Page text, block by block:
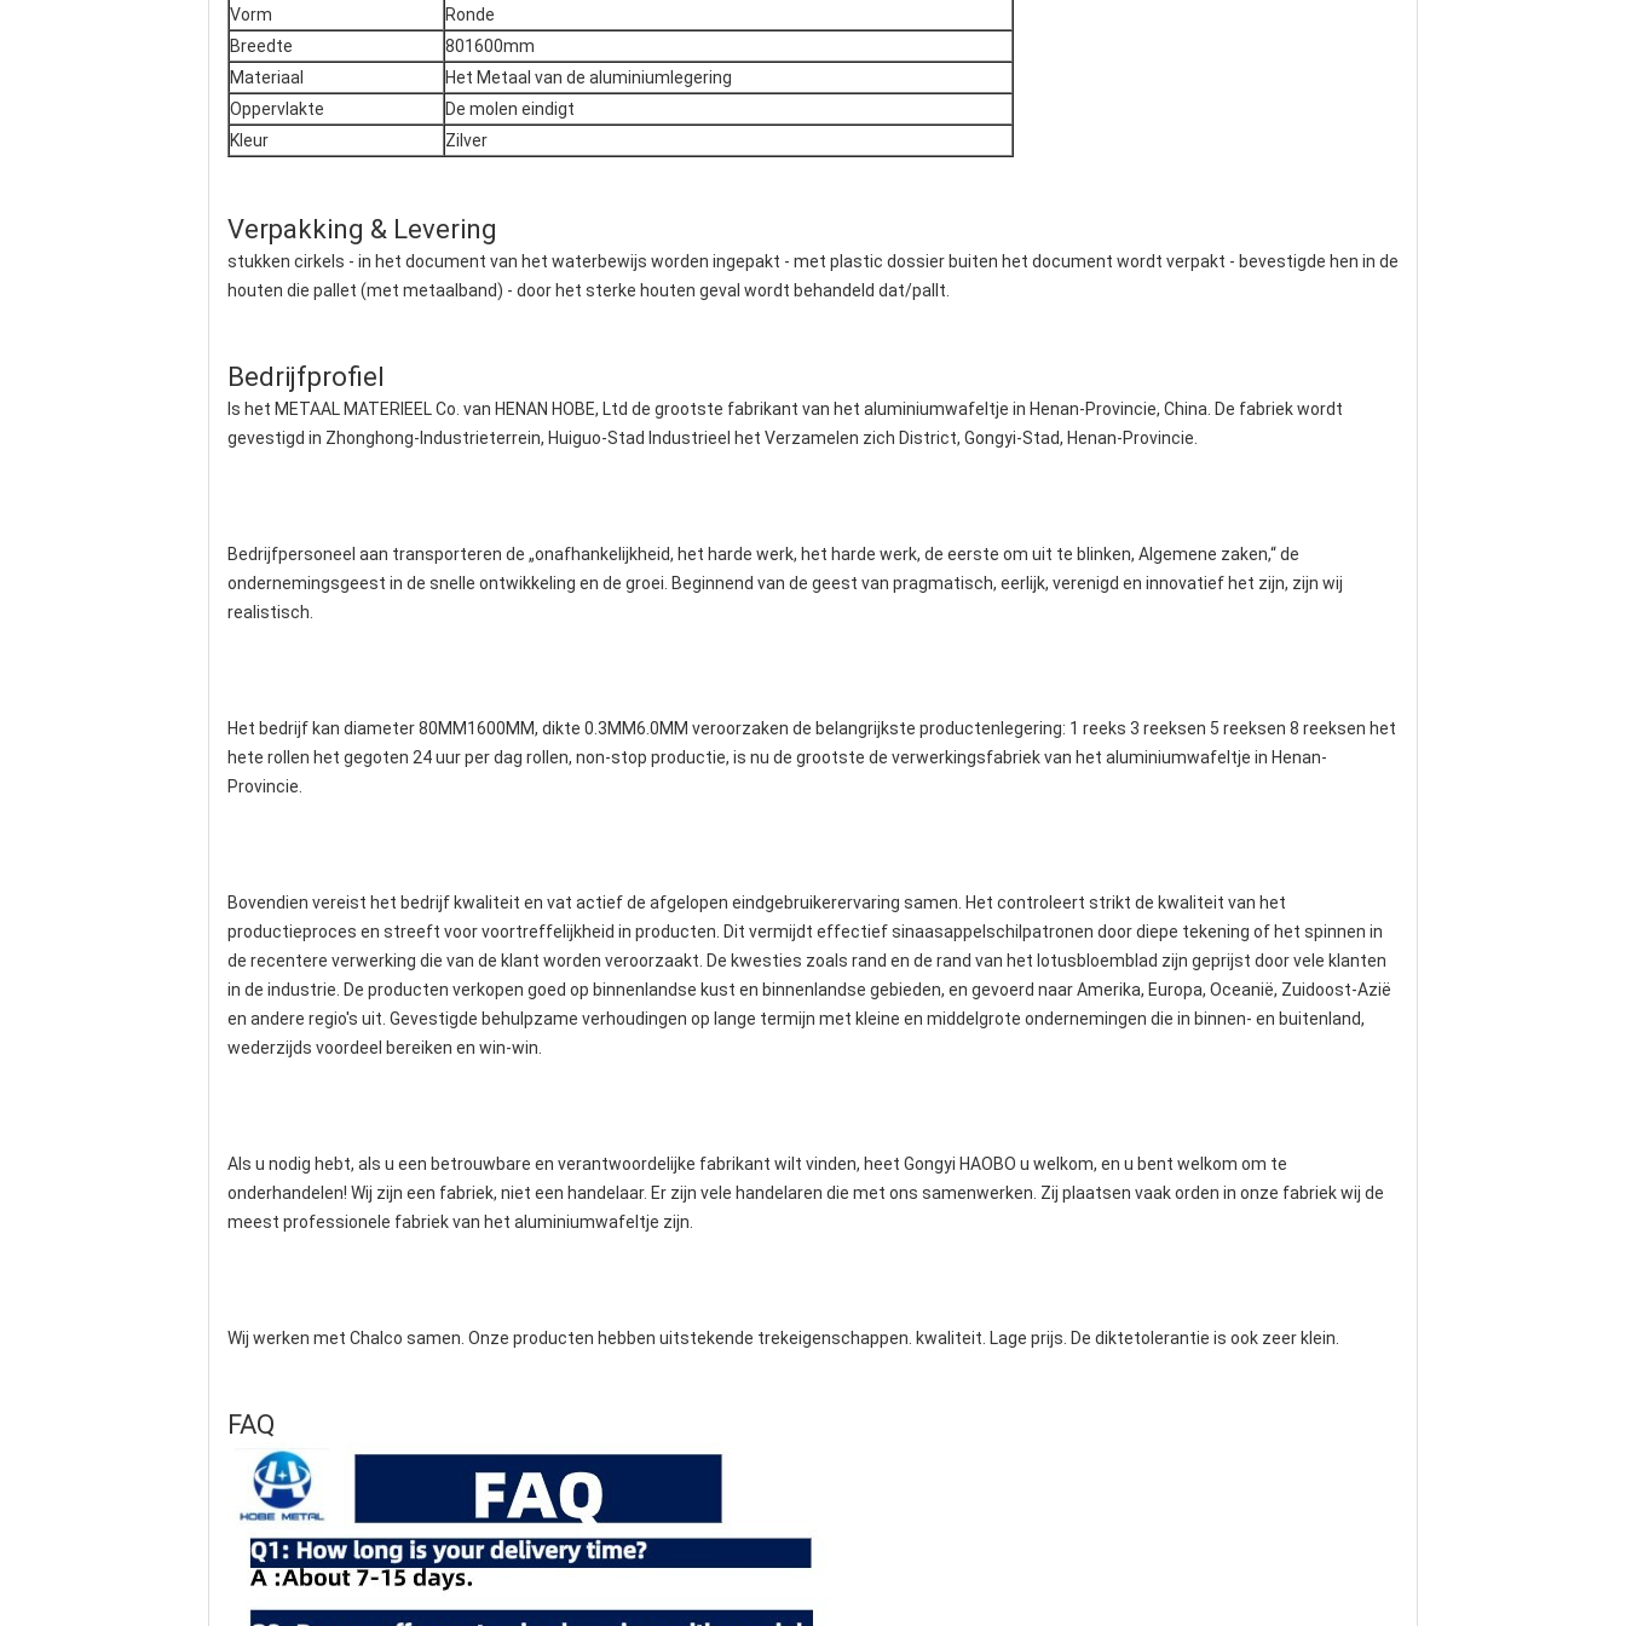
Vorm
Ronde
Breedte
801600mm
Materiaal
Het Metaal van de aluminiumlegering
Oppervlakte
De molen eindigt
Kleur
Zilver
Verpakking & Levering
stukken cirkels - in het document van het waterbewijs worden ingepakt - met plastic dossier buiten het document wordt verpakt - bevestigde hen in de
houten die pallet (met metaalband) - door het sterke houten geval wordt behandeld dat/pallt.
Bedrijfprofiel
Is het METAAL MATERIEEL Co. van HENAN HOBE, Ltd de grootste fabrikant van het aluminiumwafeltje in Henan-Provincie, China. De fabriek wordt
gevestigd in Zhonghong-Industrieterrein, Huiguo-Stad Industrieel het Verzamelen zich District, Gongyi-Stad, Henan-Provincie.
Bedrijfpersoneel aan transporteren de „onafhankelijkheid, het harde werk, het harde werk, de eerste om uit te blinken, Algemene zaken,“ de
ondernemingsgeest in de snelle ontwikkeling en de groei. Beginnend van de geest van pragmatisch, eerlijk, verenigd en innovatief het zijn, zijn wij
realistisch.
Het bedrijf kan diameter 80MM1600MM, dikte 0.3MM6.0MM veroorzaken de belangrijkste productenlegering: 1 reeks 3 reeksen 5 reeksen 8 reeksen het
hete rollen het gegoten 24 uur per dag rollen, non-stop productie, is nu de grootste de verwerkingsfabriek van het aluminiumwafeltje in Henan-
Provincie.
Bovendien vereist het bedrijf kwaliteit en vat actief de afgelopen eindgebruikerervaring samen. Het controleert strikt de kwaliteit van het
productieproces en streeft voor voortreffelijkheid in producten. Dit vermijdt effectief sinaasappelschilpatronen door diepe tekening of het spinnen in
de recentere verwerking die van de klant worden veroorzaakt. De kwesties zoals rand en de rand van het lotusbloemblad zijn geprijst door vele klanten
in de industrie. De producten verkopen goed op binnenlandse kust en binnenlandse gebieden, en gevoerd naar Amerika, Europa, Oceanië, Zuidoost-Azië
en andere regio's uit. Gevestigde behulpzame verhoudingen op lange termijn met kleine en middelgrote ondernemingen die in binnen- en buitenland,
wederzijds voordeel bereiken en win-win.
Als u nodig hebt, als u een betrouwbare en verantwoordelijke fabrikant wilt vinden, heet Gongyi HAOBO u welkom, en u bent welkom om te
onderhandelen! Wij zijn een fabriek, niet een handelaar. Er zijn vele handelaren die met ons samenwerken. Zij plaatsen vaak orden in onze fabriek wij de
meest professionele fabriek van het aluminiumwafeltje zijn.
Wij werken met Chalco samen. Onze producten hebben uitstekende trekeigenschappen. kwaliteit. Lage prijs. De diktetolerantie is ook zeer klein.
FAQ